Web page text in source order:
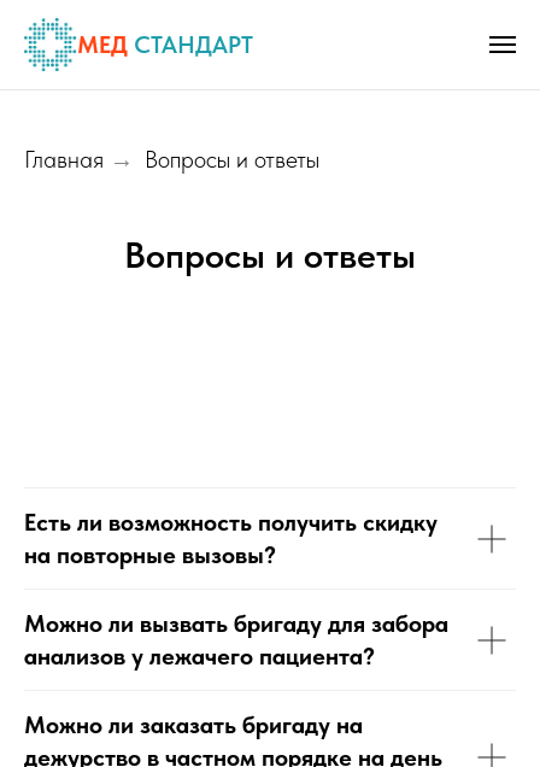
МЕД СТАНДАРТ
Главная → Вопросы и ответы
Вопросы и ответы
Есть ли возможность получить скидку
на повторные вызовы?
Можно ли вызвать бригаду для забора
анализов у лежачего пациента?
Можно ли заказать бригаду на
дежурство в частном порядке на день